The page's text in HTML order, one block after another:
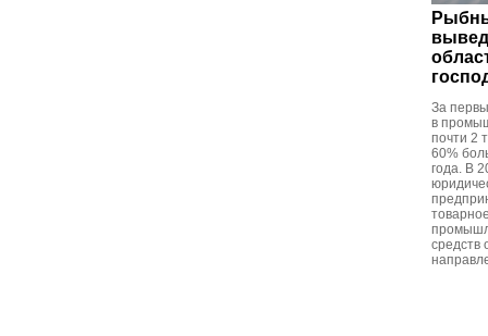
За
в
почти 2
60%
года. В
средств